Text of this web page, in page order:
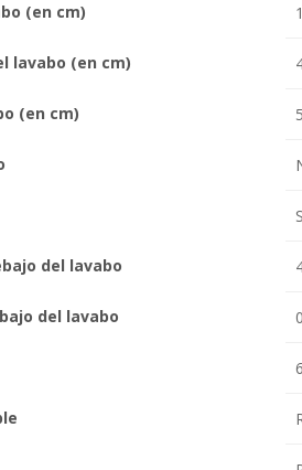
(en cm)
lavabo (en cm)
(en cm)
del lavabo
del lavabo 0